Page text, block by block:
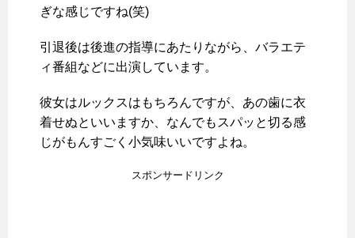
ぎな感じですね(笑)
引退後は後進の指導にあたりながら、バラエテ
ィ番組などに出演しています。
彼女はルックスはもちろんですが、あの歯に衣
着せぬといいますか、なんでもスパッと切る感
じがもんすごく小気味いいですよね。
スポンサードリンク